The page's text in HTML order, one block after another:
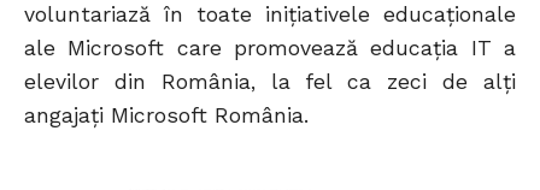
voluntariază în toate inițiativele educaționale
ale Microsoft care promovează educația IT a
elevilor din România, la fel ca zeci de alți
angajați Microsoft România.